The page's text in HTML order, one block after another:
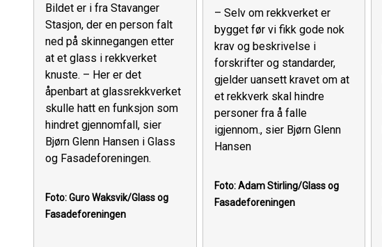
Bildet er i fra Stavanger
Stasjon, der en person falt
ned på skinnegangen etter
at et glass i rekkverket
knuste. – Her er det
åpenbart at glassrekkverket
skulle hatt en funksjon som
hindret gjennomfall, sier
Bjørn Glenn Hansen i Glass
og Fasadeforeningen.
Foto: Guro Waksvik/Glass og
Fasadeforeningen
– Selv om rekkverket er
bygget før vi fikk gode nok
krav og beskrivelse i
forskrifter og standarder,
gjelder uansett kravet om at
et rekkverk skal hindre
personer fra å falle
igjennom., sier Bjørn Glenn
Hansen
Foto: Adam Stirling/Glass og
Fasadeforeningen